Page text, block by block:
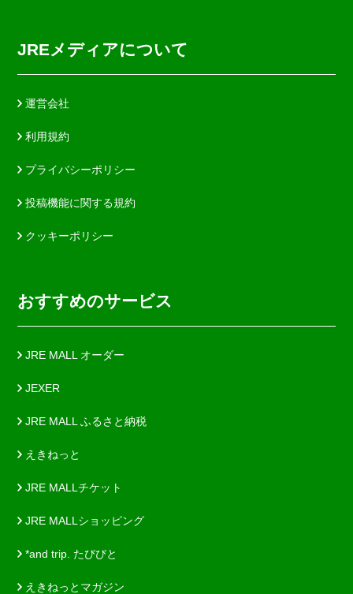
JREメディアについて
運営会社
利用規約
プライバシーポリシー
投稿機能に関する規約
クッキーポリシー
おすすめのサービス
JRE MALL オーダー
JEXER
JRE MALL ふるさと納税
えきねっと
JRE MALLチケット
JRE MALLショッピング
*and trip. たびびと
えきねっとマガジン